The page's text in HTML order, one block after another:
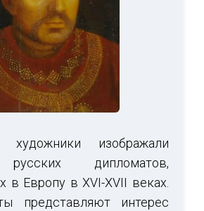
художники изображали
дипломатов,
в Европу в XVI-XVII веках.
представляют интерес